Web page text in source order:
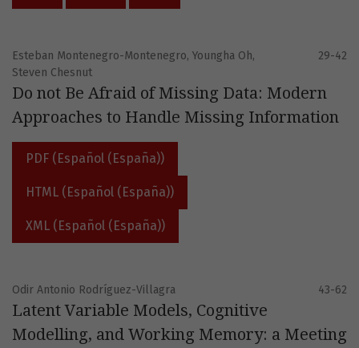
Esteban Montenegro-Montenegro, Youngha Oh,
Steven Chesnut
29-42
Do not Be Afraid of Missing Data: Modern
Approaches to Handle Missing Information
PDF (Español (España))
HTML (Español (España))
XML (Español (España))
Odir Antonio Rodríguez-Villagra 43-62
Latent Variable Models, Cognitive
Modelling, and Working Memory: a Meeting